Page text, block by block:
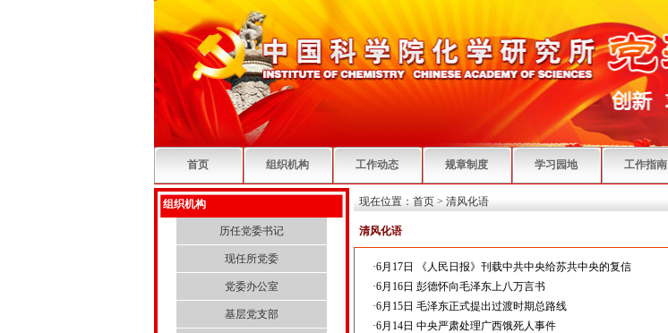
首页 组织机构 工作动态 规章制度 学习园地 工作指南
组织机构
历任党委书记
现任所党委
党委办公室
基层党支部
现在位置： 首页 > 清风化语
清风化语
·6月17日 《人民日报》刊载中共中央给苏共中央的复信
·6月16日 彭德怀向毛泽东上八万言书
·6月15日 毛泽东正式提出过渡时期总路线
·6月14日 中央严肃处理广西饿死人事件